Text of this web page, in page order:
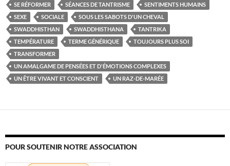
SE RÉFORMER
SÉANCES DE TANTRISME
SENTIMENTS HUMAINS
SEXE
SOCIALE
SOUS LES SABOTS D'UN CHEVAL
SWADDHISTHAN
SWADDHISTHANA
TANTRIKA
TEMPÉRATURE
TERME GÉNÉRIQUE
TOUJOURS PLUS SOI
TRANSFORMER
UN AMALGAME DE PENSÉES ET D'ÉMOTIONS COMPLEXES
UN ÊTRE VIVANT ET CONSCIENT
UN RAZ-DE-MARÉE
POUR SOUTENIR NOTRE ASSOCIATION